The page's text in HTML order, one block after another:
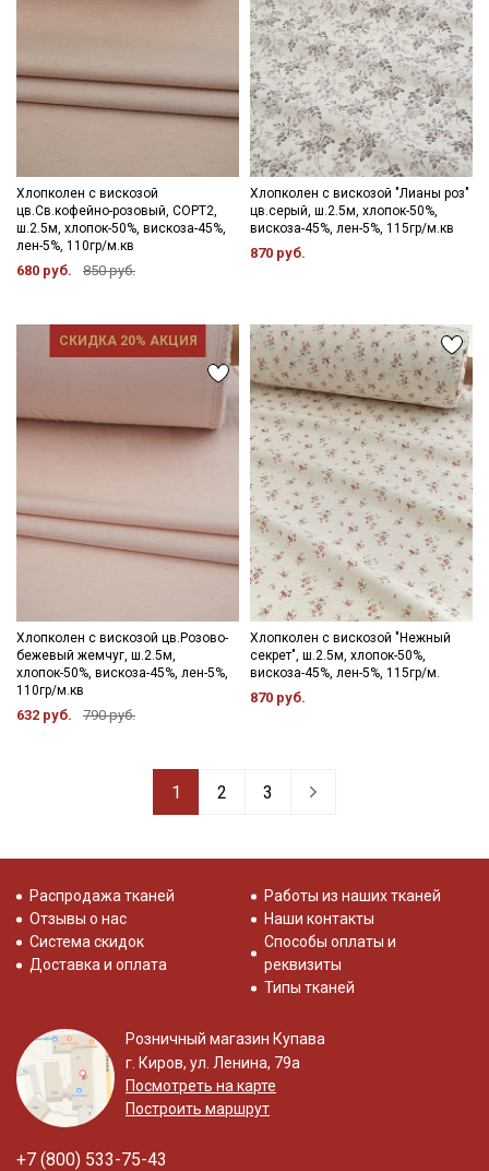
Хлопколен с вискозой
цв.Св.кофейно-розовый, СОРТ2,
ш.2.5м, хлопок-50%, вискоза-45%,
лен-5%, 110гр/м.кв
680 руб. 850 руб.
Хлопколен с вискозой "Лианы роз"
цв.серый, ш.2.5м, хлопок-50%,
вискоза-45%, лен-5%, 115гр/м.кв
870 руб.
СКИДКА 20% АКЦИЯ
Хлопколен с вискозой цв.Розово-
бежевый жемчуг, ш.2.5м,
хлопок-50%, вискоза-45%, лен-5%,
110гр/м.кв
632 руб. 790 руб.
Хлопколен с вискозой "Нежный
секрет", ш.2.5м, хлопок-50%,
вискоза-45%, лен-5%, 115гр/м.
870 руб.
1 2 3
Распродажа тканей
Отзывы о нас
Система скидок
Доставка и оплата
Работы из наших тканей
Наши контакты
Способы оплаты и
реквизиты
Типы тканей
Розничный магазин Купава
г. Киров, ул. Ленина, 79а
Посмотреть на карте
Построить маршрут
+7 (800) 533-75-43